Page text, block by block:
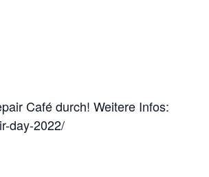
Café durch! Weitere Infos:
day-2022/